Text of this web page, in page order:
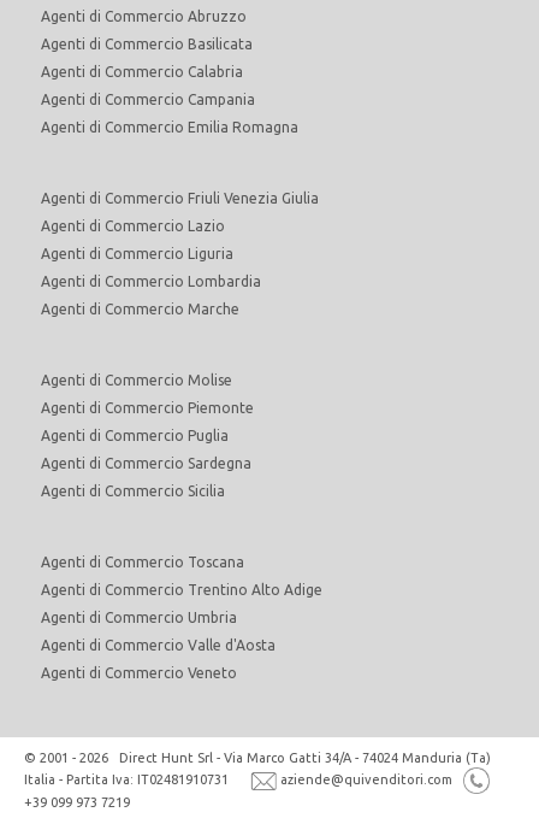
Agenti di Commercio Abruzzo
Agenti di Commercio Basilicata
Agenti di Commercio Calabria
Agenti di Commercio Campania
Agenti di Commercio Emilia Romagna
Agenti di Commercio Friuli Venezia Giulia
Agenti di Commercio Lazio
Agenti di Commercio Liguria
Agenti di Commercio Lombardia
Agenti di Commercio Marche
Agenti di Commercio Molise
Agenti di Commercio Piemonte
Agenti di Commercio Puglia
Agenti di Commercio Sardegna
Agenti di Commercio Sicilia
Agenti di Commercio Toscana
Agenti di Commercio Trentino Alto Adige
Agenti di Commercio Umbria
Agenti di Commercio Valle d'Aosta
Agenti di Commercio Veneto
© 2001 - 2026 Direct Hunt Srl - Via Marco Gatti 34/A - 74024 Manduria (Ta)
Italia - Partita Iva: IT02481910731
aziende@quivenditori.com
+39 099 973 7219